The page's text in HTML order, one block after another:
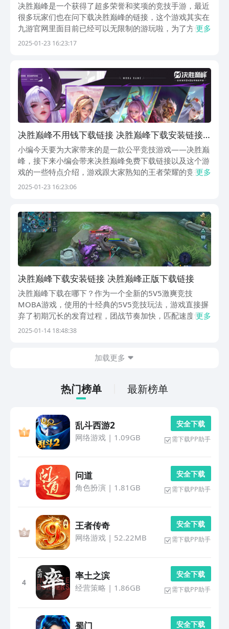
决胜巅峰是一个获得了超多荣誉和奖项的竞技手游，最近
很多玩家们也在问下载决胜巅峰的链接，这个游戏其实在
九游官网里面目前已经可以无限制的游玩啦，为了方便大
家下载游玩，小编把下载决胜巅峰的链接给大家挑出来
胜...
更多
2025-01-23 16:23:17
决胜巅峰不用钱下载链接 决胜巅峰下载安装链接
推荐
小编今天要为大家带来的是一款公平竞技游戏——决胜巅
峰，接下来小编会带来决胜巅峰免费下载链接以及这个游
戏的一些特点介绍，游戏跟大家熟知的王者荣耀的竞技玩
法是同一类型，但是这款游戏又有其他游戏没法比拟的优
吧。...
更多
2025-01-23 16:23:06
决胜巅峰下载安装链接 决胜巅峰正版下载链接
决胜巅峰下载在哪下？作为一个全新的5V5激爽竞技
MOBA游戏，使用的十经典的5V5竞技玩法，游戏直接摒
弃了初期冗长的发育过程，团战节奏加快，匹配速度快，
让大家随时随地可展开紧张刺激的竞技战斗，对该类型游
更多
2025-01-14 18:48:38
加载更多
热门榜单 最新榜单
乱斗西游2
网络游戏| 1.09GB
安 全 下 载
需下载PP助手
问道
角色扮演 | 1.81GB
安 全 下 载
需下载PP助手
王者传奇
网络游戏| 52.22MB
安 全 下 载
需下载PP助手
4
率土之滨
经营策略 | 1.86GB
安 全 下 载
需下载PP助手
蜀门 安 全 下 载